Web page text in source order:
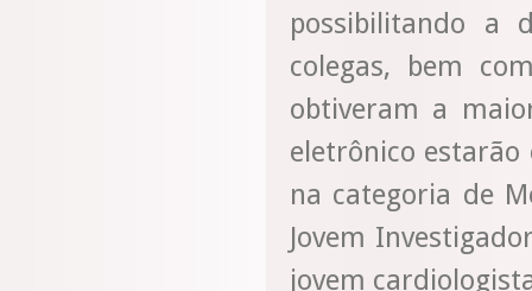
possibilitando a
colegas, bem
obtiveram a
eletrônico
na categoria de
Jovem
jovem